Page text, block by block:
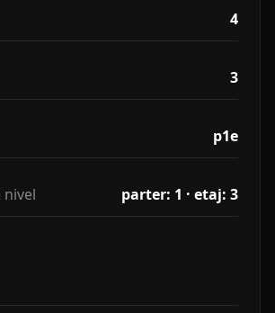
4
3
p1e
nivel parter: 1 · etaj: 3